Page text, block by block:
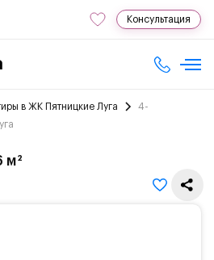
Консультация
в ЖК Пятницкие Луга
4-
м²